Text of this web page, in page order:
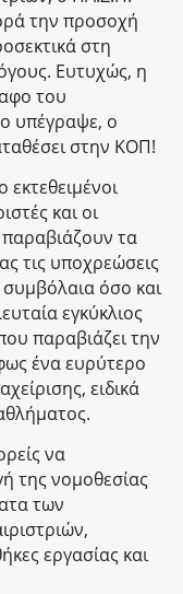
την προσοχή
στη
Ευτυχώς, η
του
υπέγραψε, ο
στην ΚΟΠ!
και οι
τα
τις υποχρεώσεις
όσο και
εγκύκλιος
παραβιάζει την
ένα ευρύτερο
ειδικά
να
της νομοθεσίας
των
εργασίας και